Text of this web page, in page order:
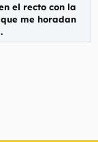
el recto con la
me horadan